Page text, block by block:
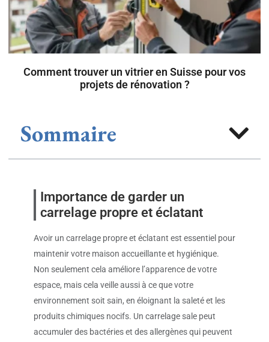
Comment trouver un vitrier en Suisse pour vos
projets de rénovation ?
Sommaire
Importance de garder un
carrelage propre et éclatant
Avoir un carrelage propre et éclatant est essentiel pour
maintenir votre maison accueillante et hygiénique.
Non seulement cela améliore l’apparence de votre
espace, mais cela veille aussi à ce que votre
environnement soit sain, en éloignant la saleté et les
produits chimiques nocifs. Un carrelage sale peut
accumuler des bactéries et des allergènes qui peuvent